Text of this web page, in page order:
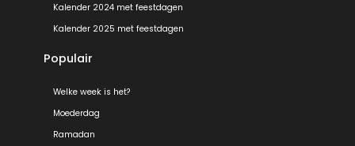
Kalender 2024 met feestdagen
Kalender 2025 met feestdagen
Populair
Welke week is het?
Moederdag
Ramadan